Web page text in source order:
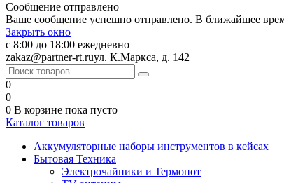
Сообщение отправлено
Ваше сообщение успешно отправлено. В ближайшее
Закрыть окно
с 8:00 до 18:00 ежедневно
zakaz@partner-rt.ruул. К.Маркса, д. 142
0
0
0 В корзине пока пусто
Каталог товаров
Аккумуляторные наборы инструментов в кейсах
Бытовая Техника
Электрочайники и Термопот